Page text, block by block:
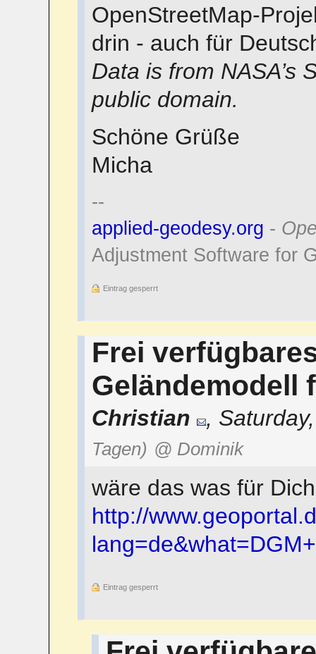
OpenStreetMap-
drin - auch für
Data is from NASA’s
public domain.
Schöne Grüße
Micha
--
applied-geodesy.org -
Adjustment Software for
Eintrag gesperrt
Frei
Geländemodell
Christian ,
Tagen) @ Dominik
wäre das was für
http://
Eintrag gesperrt